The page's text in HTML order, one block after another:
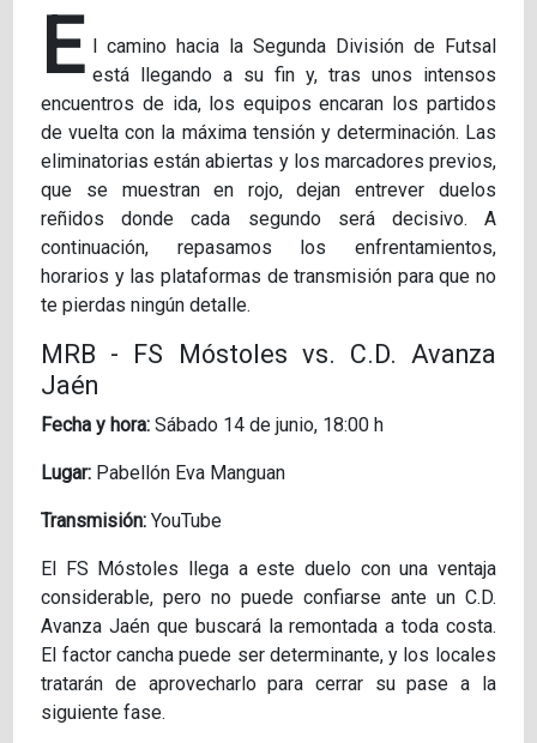
E l camino hacia la Segunda División de Futsal
está llegando a su fin y, tras unos intensos
encuentros de ida, los equipos encaran los partidos
de vuelta con la máxima tensión y determinación. Las
eliminatorias están abiertas y los marcadores previos,
que se muestran en rojo, dejan entrever duelos
reñidos donde cada segundo será decisivo. A
continuación, repasamos los enfrentamientos,
horarios y las plataformas de transmisión para que no
te pierdas ningún detalle.
MRB - FS Móstoles vs. C.D. Avanza
Jaén
Fecha y hora: Sábado 14 de junio, 18:00 h
Lugar: Pabellón Eva Manguan
Transmisión: YouTube
El FS Móstoles llega a este duelo con una ventaja
considerable, pero no puede confiarse ante un C.D.
Avanza Jaén que buscará la remontada a toda costa.
El factor cancha puede ser determinante, y los locales
tratarán de aprovecharlo para cerrar su pase a la
siguiente fase.